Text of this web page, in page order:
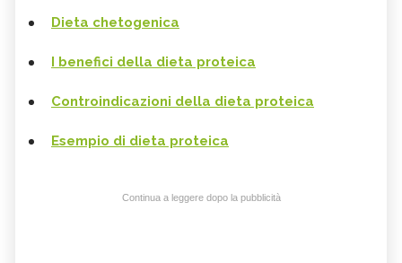
Dieta chetogenica
I benefici della dieta proteica
Controindicazioni della dieta proteica
Esempio di dieta proteica
Continua a leggere dopo la pubblicità